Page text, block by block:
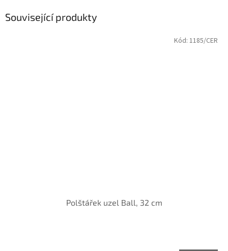
Související produkty
Polštářek uzel Ball, 32 cm
Kód: 1185/CER